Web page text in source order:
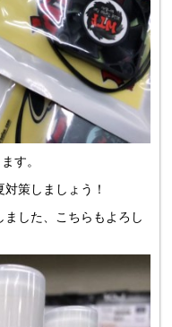
す。
策しましょう！
した、こちらもよろし